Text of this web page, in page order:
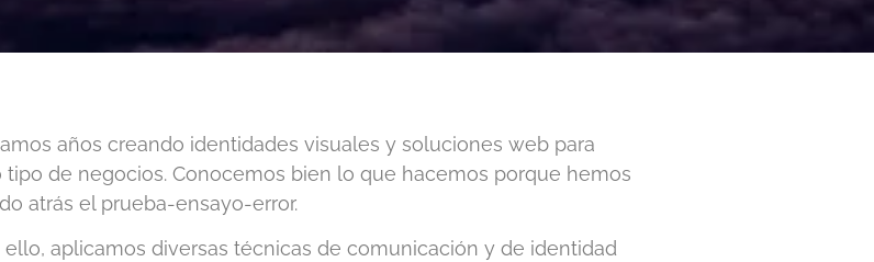
años creando identidades visuales y soluciones web para
tipo de negocios. Conocemos bien lo que hacemos porque hemos
atrás el prueba-ensayo-error.
ello, aplicamos diversas técnicas de comunicación y de identidad